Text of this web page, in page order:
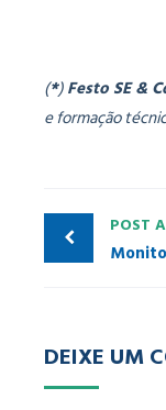
(*)Festo SE &
e formação
POST
DEIXE UM